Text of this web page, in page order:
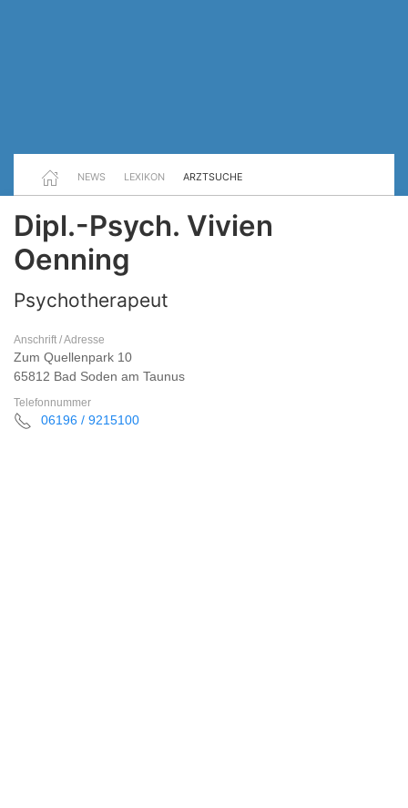
NEWS LEXIKON ARZTSUCHE
Dipl.-Psych. Vivien
Oenning
Psychotherapeut
Anschrift / Adresse
Zum Quellenpark 10
65812 Bad Soden am Taunus
Telefonnummer
06196 / 9215100